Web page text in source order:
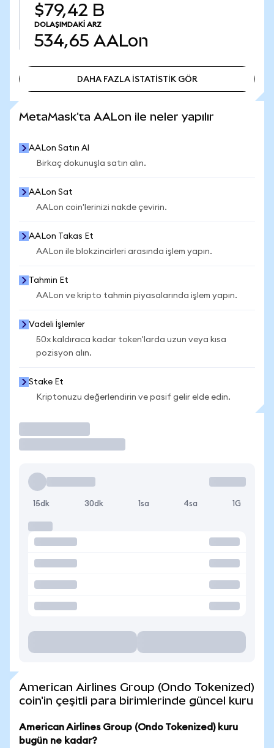
$79,42 B
DOLAŞIMDAKI ARZ
534,65 AALon
DAHA FAZLA İSTATİSTİK GÖR
MetaMask'ta AALon ile neler yapılır
AALon Satın Al
Birkaç dokunuşla satın alın.
AALon Sat
AALon coin'lerinizi nakde çevirin.
AALon Takas Et
AALon ile blokzincirleri arasında işlem yapın.
Tahmin Et
AALon ve kripto tahmin piyasalarında işlem yapın.
Vadeli İşlemler
50x kaldıraca kadar token'larda uzun veya kısa
pozisyon alın.
Stake Et
Kriptonuzu değerlendirin ve pasif gelir elde edin.
15dk 30dk 1sa 4sa 1G
American Airlines Group (Ondo Tokenized)
coin'in çeşitli para birimlerinde güncel kuru
American Airlines Group (Ondo Tokenized) kuru
bugün ne kadar?